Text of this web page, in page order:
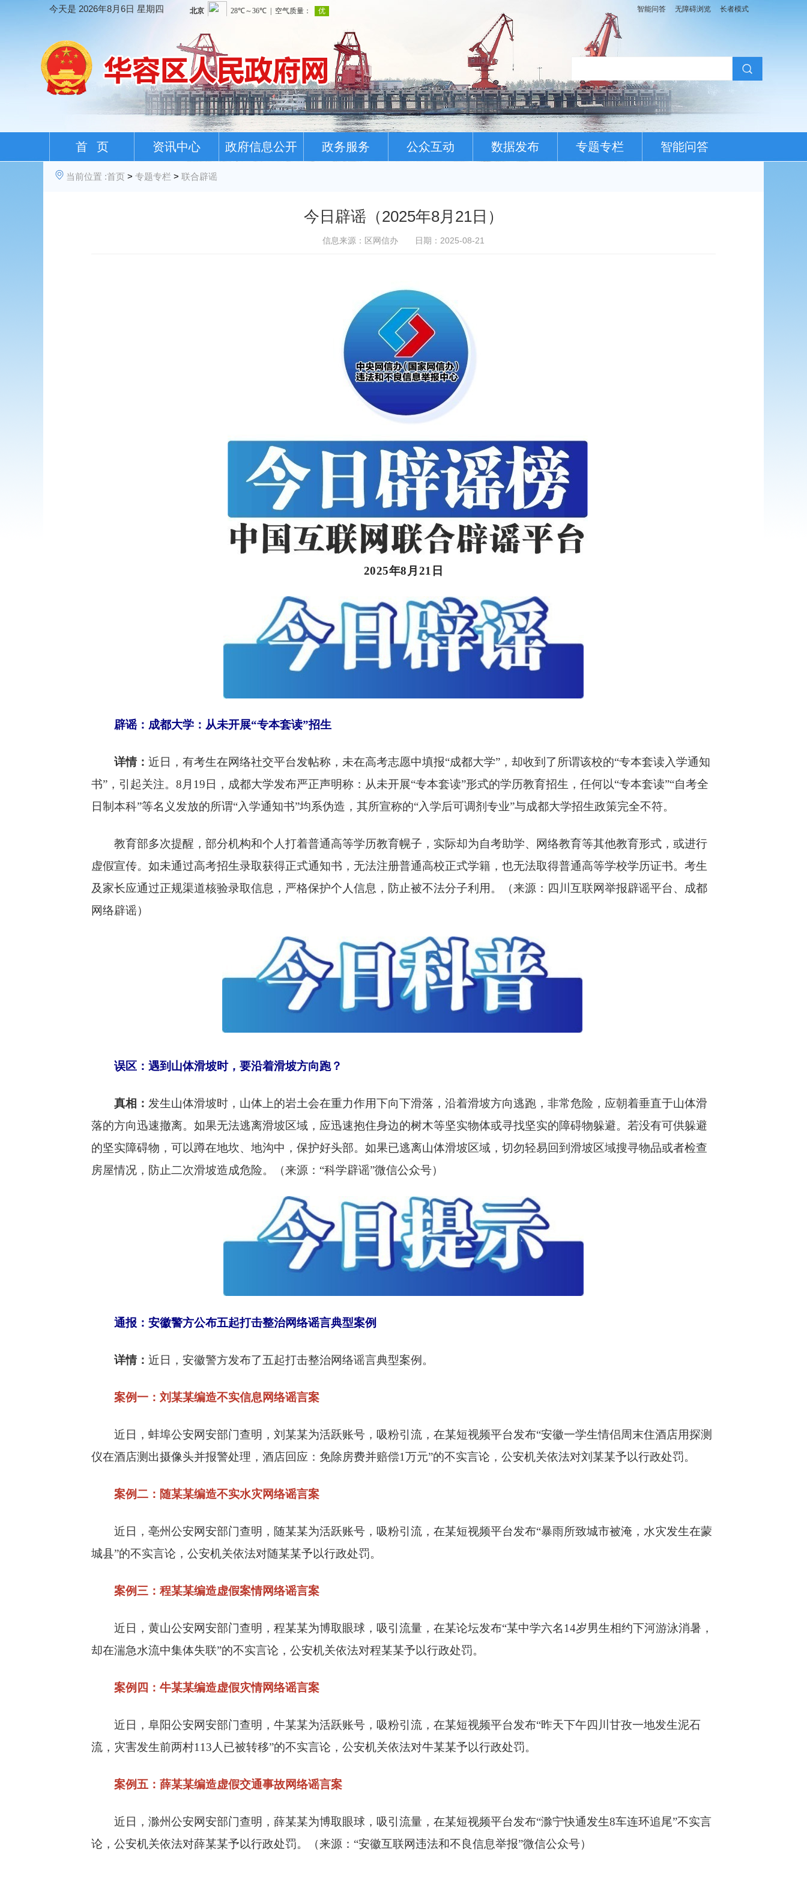
1 2 3
今天是 2026年8月6日 星期四 智能问答 无障碍浏览 长者模式
首 页 资讯中心 政府信息公开 政务服务 公众互动 数据发布 专题专栏 智能问答
当前位置 :首页 > 专题专栏 > 联合辟谣
今日辟谣（2025年8月21日）
信息来源：区网信办 日期：2025-08-21
2025年8月21日
辟谣：成都大学：从未开展“专本套读”招生
详情： 近日，有考生在网络社交平台发帖称，未在高考志愿中填报“成都大学”，却收到了所谓该校的“专本套读入学通知
书”，引起关注。8月19日，成都大学发布严正声明称：从未开展“专本套读”形式的学历教育招生，任何以“专本套读”“自考全
日制本科”等名义发放的所谓“入学通知书”均系伪造，其所宣称的“入学后可调剂专业”与成都大学招生政策完全不符。
教育部多次提醒，部分机构和个人打着普通高等学历教育幌子，实际却为自考助学、网络教育等其他教育形式，或进行
虚假宣传。如未通过高考招生录取获得正式通知书，无法注册普通高校正式学籍，也无法取得普通高等学校学历证书。考生
及家长应通过正规渠道核验录取信息，严格保护个人信息，防止被不法分子利用。（来源：四川互联网举报辟谣平台、成都
网络辟谣）
误区：遇到山体滑坡时，要沿着滑坡方向跑？
真相： 发生山体滑坡时，山体上的岩土会在重力作用下向下滑落，沿着滑坡方向逃跑，非常危险，应朝着垂直于山体滑
落的方向迅速撤离。如果无法逃离滑坡区域，应迅速抱住身边的树木等坚实物体或寻找坚实的障碍物躲避。若没有可供躲避
的坚实障碍物，可以蹲在地坎、地沟中，保护好头部。如果已逃离山体滑坡区域，切勿轻易回到滑坡区域搜寻物品或者检查
房屋情况，防止二次滑坡造成危险。（来源： “科学辟谣”微信公众号）
通报：安徽警方公布五起打击整治网络谣言典型案例
详情： 近日，安徽警方发布了五起打击整治网络谣言典型案例。
案例一：刘某某编造不实信息网络谣言案
近日，蚌埠公安网安部门查明，刘某某为活跃账号，吸粉引流，在某短视频平台发布“安徽一学生情侣周末住酒店用探测
仪在酒店测出摄像头并报警处理，酒店回应：免除房费并赔偿1万元”的不实言论，公安机关依法对刘某某予以行政处罚。
案例二：随某某编造不实水灾网络谣言案
近日，亳州公安网安部门查明，随某某为活跃账号，吸粉引流，在某短视频平台发布“暴雨所致城市被淹，水灾发生在蒙
城县”的不实言论，公安机关依法对随某某予以行政处罚。
案例三：程某某编造虚假案情网络谣言案
近日，黄山公安网安部门查明，程某某为博取眼球，吸引流量，在某论坛发布“某中学六名14岁男生相约下河游泳消暑，
却在湍急水流中集体失联”的不实言论，公安机关依法对程某某予以行政处罚。
案例四：牛某某编造虚假灾情网络谣言案
近日，阜阳公安网安部门查明，牛某某为活跃账号，吸粉引流，在某短视频平台发布“昨天下午四川甘孜一地发生泥石
流，灾害发生前两村113人已被转移”的不实言论，公安机关依法对牛某某予以行政处罚。
案例五：薛某某编造虚假交通事故网络谣言案
近日，滁州公安网安部门查明，薛某某为博取眼球，吸引流量，在某短视频平台发布“滁宁快通发生8车连环追尾”不实言
论，公安机关依法对薛某某予以行政处罚。（来源：“安徽互联网违法和不良信息举报”微信公众号）